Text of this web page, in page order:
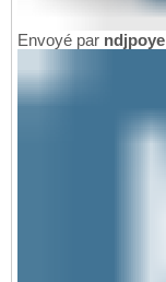
Envoyé par ndjpoye